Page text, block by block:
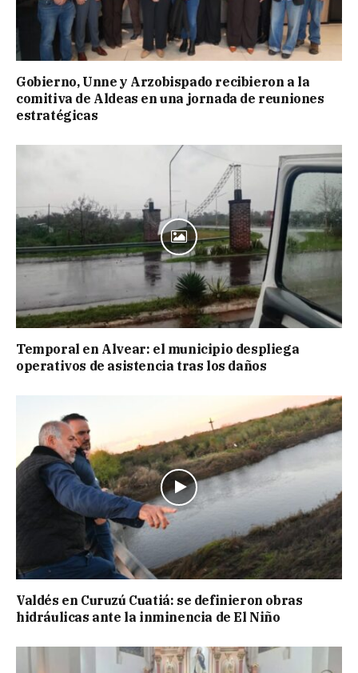
Gobierno, Unne y Arzobispado recibieron a la
comitiva de Aldeas en una jornada de reuniones
estratégicas
Temporal en Alvear: el municipio despliega
operativos de asistencia tras los daños
Valdés en Curuzú Cuatiá: se definieron obras
hidráulicas ante la inminencia de El Niño